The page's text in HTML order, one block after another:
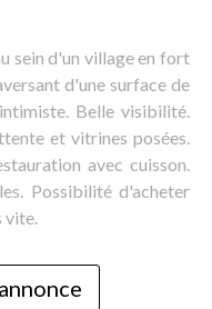
sein d'un village en fort
d'une surface de
Belle visibilité.
et vitrines posées.
avec cuisson.
Possibilité d'acheter
vite.